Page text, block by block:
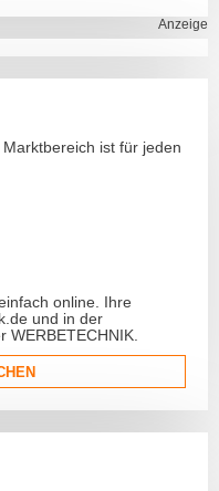
Anzeige
ist für jeden
online. Ihre
und in der
WERBETECHNIK.